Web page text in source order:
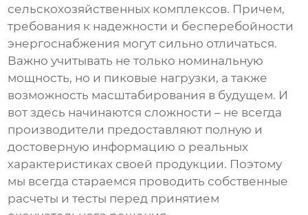
сельскохозяйственных комплексов. Причем,
требования к надежности и бесперебойности
энергоснабжения могут сильно отличаться.
Важно учитывать не только номинальную
мощность, но и пиковые нагрузки, а также
возможность масштабирования в будущем. И
вот здесь начинаются сложности – не всегда
производители предоставляют полную и
достоверную информацию о реальных
характеристиках своей продукции. Поэтому
мы всегда стараемся проводить собственные
расчеты и тесты перед принятием